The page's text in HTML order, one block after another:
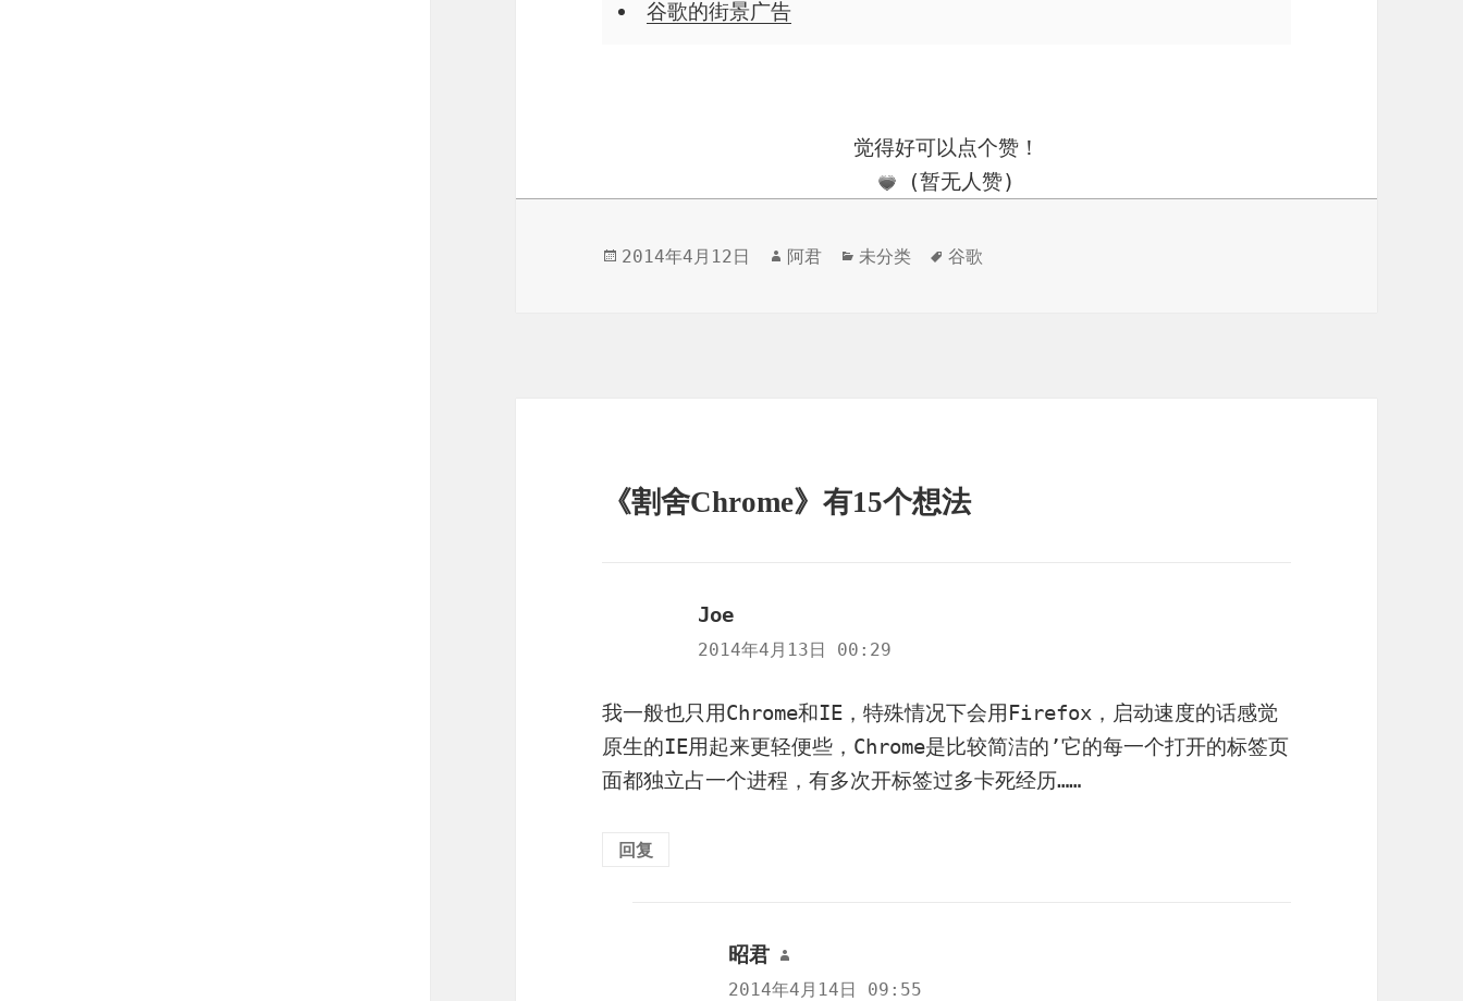
谷歌的街景广告
觉得好可以点个赞！
(暂无人赞)
发
2014年4月12日
作
阿君
分
未分类
标
谷歌
《割舍Chrome》有15个想法
Joe
道：
2014年4月13日 00:29
我一般也只用Chrome和IE，特殊情况下会用Firefox，启动速度的话感觉
原生的IE用起来更轻便些，Chrome是比较简洁的’它的每一个打开的标签页
面都独立占一个进程，有多次开标签过多卡死经历……
回复
昭君
说
道：
2014年4月14日 09:55